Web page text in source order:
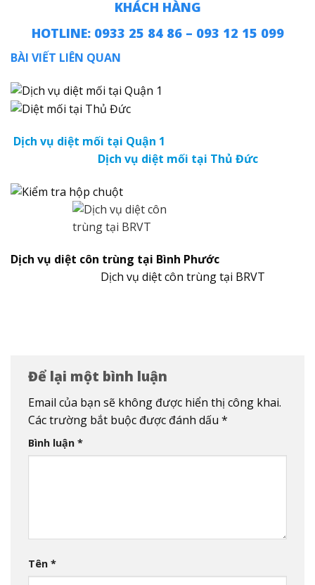
KHÁCH HÀNG
HOTLINE: 0933 25 84 86 – 093 12 15 099
BÀI VIẾT LIÊN QUAN
Dịch vụ diệt mối tại Quận 1
Dịch vụ diệt mối tại Thủ Đức
Dịch vụ diệt côn trùng tại Bình Phước
Dịch vụ diệt côn trùng tại BRVT
Để lại một bình luận
Email của bạn sẽ không được hiển thị công khai.
Các trường bắt buộc được đánh dấu *
Bình luận *
Tên *